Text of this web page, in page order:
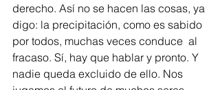
derecho. Así no se hacen las cosas, ya
digo: la precipitación, como es sabido
por todos, muchas veces conduce  al
fracaso. Sí, hay que hablar y pronto. Y
nadie queda excluido de ello. Nos